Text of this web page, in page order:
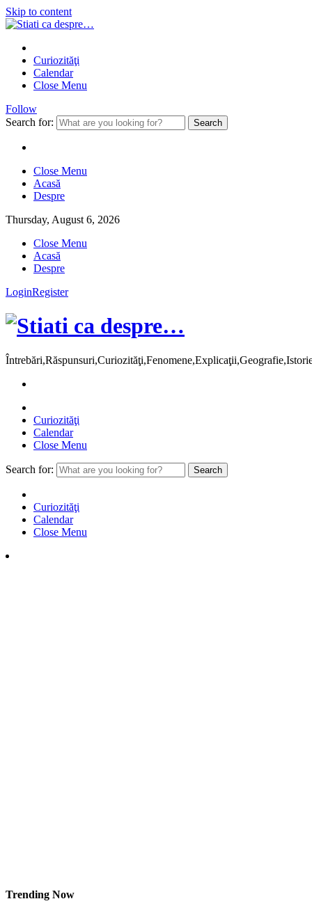
Skip to content
Curiozităţi
Calendar
Close Menu
Follow
Search for:
Close Menu
Acasă
Despre
Thursday, August 6, 2026
Close Menu
Acasă
Despre
LoginRegister
Curiozităţi
Calendar
Close Menu
Search for:
Curiozităţi
Calendar
Close Menu
Trending Now